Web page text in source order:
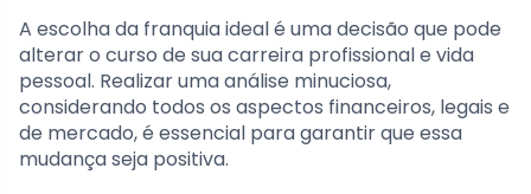
A escolha da franquia ideal é uma decisão que pode
alterar o curso de sua carreira profissional e vida
pessoal. Realizar uma análise minuciosa,
considerando todos os aspectos financeiros, legais e
de mercado, é essencial para garantir que essa
mudança seja positiva.